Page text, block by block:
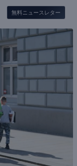
無料ニュースレター